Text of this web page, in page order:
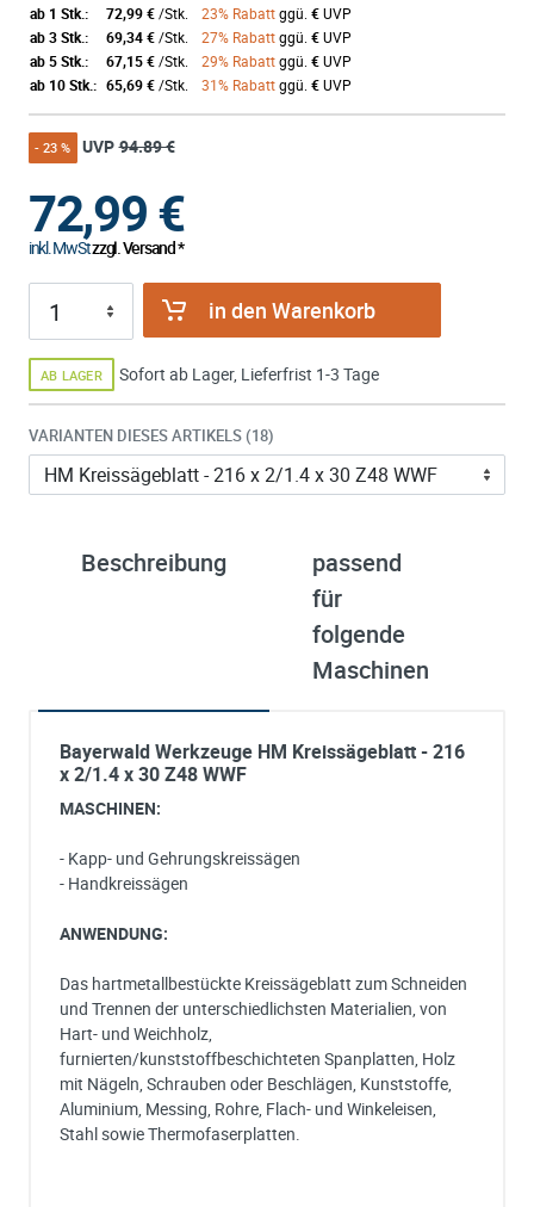
ab 1 Stk.: 72,99 €/Stk. 23% Rabattggü. €UVP
ab 3 Stk.:
69,34 €/Stk. 27% Rabattggü. €UVP
ab 5 Stk.:
67,15 €/Stk. 29% Rabattggü. €UVP
ab 10 Stk.: 65,69 €/Stk. 31% Rabattggü. €UVP
- 23 % UVP 94.89 €
72,99€
inkl. MwStzzgl. Versand *
in den Warenkorb
AB LAGER Sofort ab Lager, Lieferfrist 1-3 Tage
VARIANTEN DIESES ARTIKELS (18)
Beschreibung
passend
für
folgende
Maschinen
Bayerwald Werkzeuge HM Kreissägeblatt - 216
x 2/1.4 x 30 Z48 WWF
MASCHINEN:
- Kapp- und Gehrungskreissägen
- Handkreissägen
ANWENDUNG:
Das hartmetallbestückte Kreissägeblatt zum Schneiden
und Trennen der unterschiedlichsten Materialien, von
Hart- und Weichholz,
furnierten/kunststoffbeschichteten Spanplatten, Holz
mit Nägeln, Schrauben oder Beschlägen, Kunststoffe,
Aluminium, Messing, Rohre, Flach- und Winkeleisen,
Stahl sowie Thermofaserplatten.